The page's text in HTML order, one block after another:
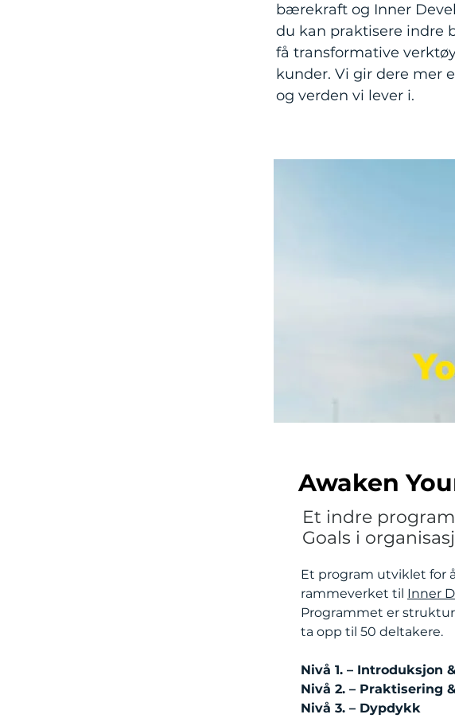
bærekraft og Inner
du kan praktisere indre
få transformative
kunder. Vi gir dere mer
og verden vi lever i.
Et program utviklet for
rammeverket til Inner
Programmet er
ta opp til 50 deltakere.
Nivå 1. – Introduksjon
Nivå 2. – Praktisering
Nivå 3. – Dypdykk
Awaken
Et indre
Goals i